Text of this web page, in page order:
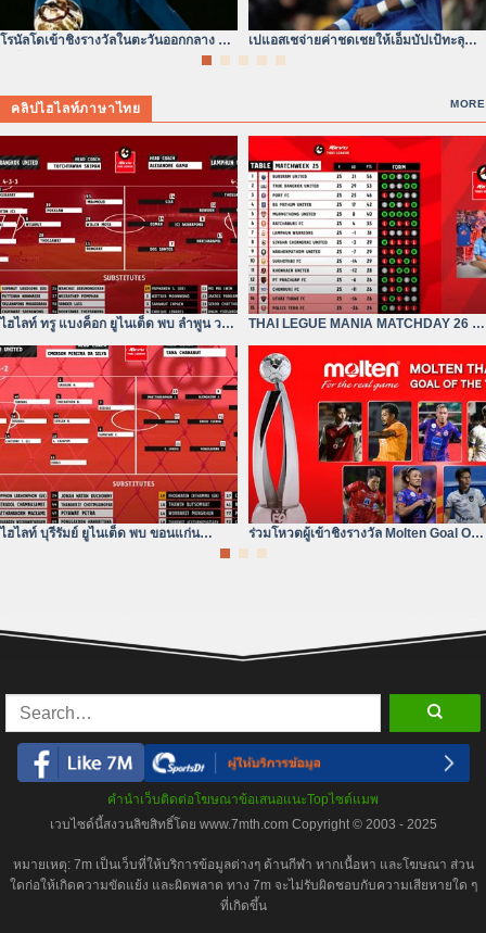
โรนัลโดเข้าชิงรางวัลในตะวันออกกลาง ยุค
เปแอสเชจ่ายค่าชดเชยให้เอ็มบัปเป้ทะลุ
300 ล้านดอลลาร์จริง
คลิปไฮไลท์ภาษาไทย MORE
ไฮไลท์ ทรู แบงค็อก ยูไนเต็ด พบ ลำพูน วอริ
เออร์| ไฮลักซ์ รีโว่
THAI LEGUE MANIA MATCHDAY 26 |
ทรู แบงค็อก ยังห่างอยู่ 3
ไฮไลท์ บุรีรัมย์ ยูไนเต็ด พบ ขอนแก่น
ร่วมโหวตผู้เข้าชิงรางวัล Molten Goal Of
คำนำเว็บติดต่อโฆษณาข้อเสนอแนะTopไซต์แมพ
เวบไซด์นี้สงวนลิขสิทธิ์โดย www.7mth.com Copyright © 2003 - 2025
หมายเหตุ: 7m เป็นเว็บที่ให้บริการข้อมูลต่างๆ ด้านกีฬา หากเนื้อหา และโฆษณา ส่วน
ใดก่อให้เกิดความขัดแย้ง และผิดพลาด ทาง 7m จะไม่รับผิดชอบกับความเสียหายใด ๆ
ที่เกิดขึ้น